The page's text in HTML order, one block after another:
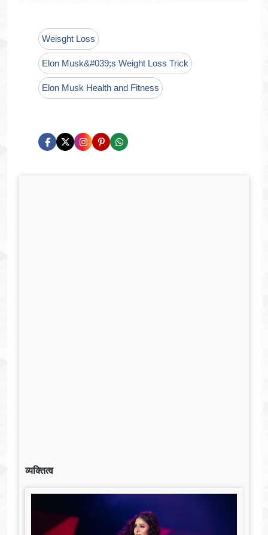
Weisght Loss
Elon Musk&#039;s Weight Loss Trick
Elon Musk Health and Fitness
व्यक्तित्व